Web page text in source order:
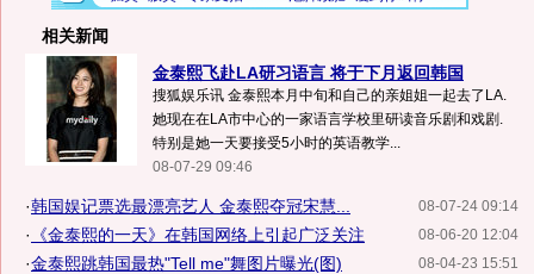
相关新闻
金泰熙飞赴LA研习语言 将于下月返回韩国
搜狐娱乐讯 金泰熙本月中旬和自己的亲姐姐一起去了LA.
她现在在LA市中心的一家语言学校里研读音乐剧和戏剧.
特别是她一天要接受5小时的英语教学...
08-07-29 09:46
08-07-24 09:14
·韩国娱记票选最漂亮艺人 金泰熙夺冠宋慧...
08-06-20 12:04
· 《金泰熙的一天》在韩国网络上引起广泛关注
08-04-23 15:51
·金泰熙跳韩国最热"Tell me"舞图片曝光(图)